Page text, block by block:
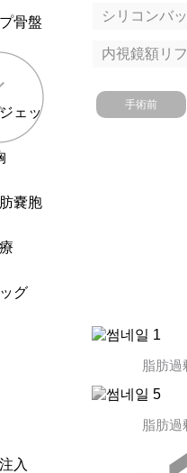
骨盤
ェッ
嚢胞
グ
入
シリコンバ
内視鏡額リ
手術前
脂肪過
脂肪過